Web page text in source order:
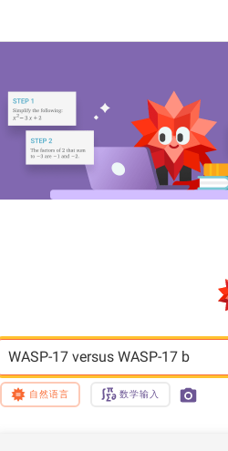
WASP-17 versus WASP-17 b
自然语言 数学输入